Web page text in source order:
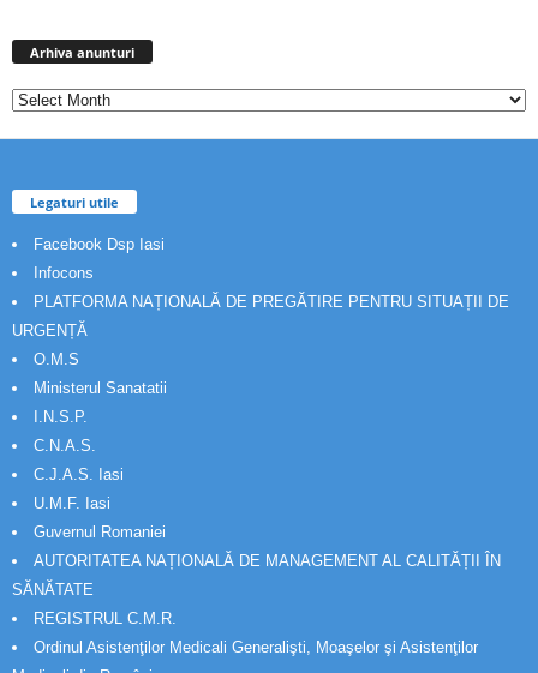
Arhiva anunturi
Legaturi utile
Facebook Dsp Iasi
Infocons
PLATFORMA NAȚIONALĂ DE PREGĂTIRE PENTRU SITUAȚII DE
URGENȚĂ
O.M.S
Ministerul Sanatatii
I.N.S.P.
C.N.A.S.
C.J.A.S. Iasi
U.M.F. Iasi
Guvernul Romaniei
AUTORITATEA NAȚIONALĂ DE MANAGEMENT AL CALITĂȚII ÎN
SĂNĂTATE
REGISTRUL C.M.R.
Ordinul Asistenţilor Medicali Generalişti, Moaşelor şi Asistenţilor